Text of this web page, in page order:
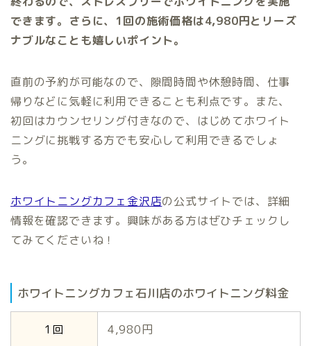
できます。さらに、1回の施術価格は4,980円とリーズ
ナブルなことも嬉しいポイント。
直前の予約が可能なので、隙間時間や休憩時間、仕事
帰りなどに気軽に利用できることも利点です。また、
初回はカウンセリング付きなので、はじめてホワイト
ニングに挑戦する方でも安心して利用できるでしょ
う。
ホワイトニングカフェ金沢店の公式サイトでは、詳細
情報を確認できます。興味がある方はぜひチェックし
てみてくださいね！
ホワイトニングカフェ石川店のホワイトニング料金
1回 4,980円